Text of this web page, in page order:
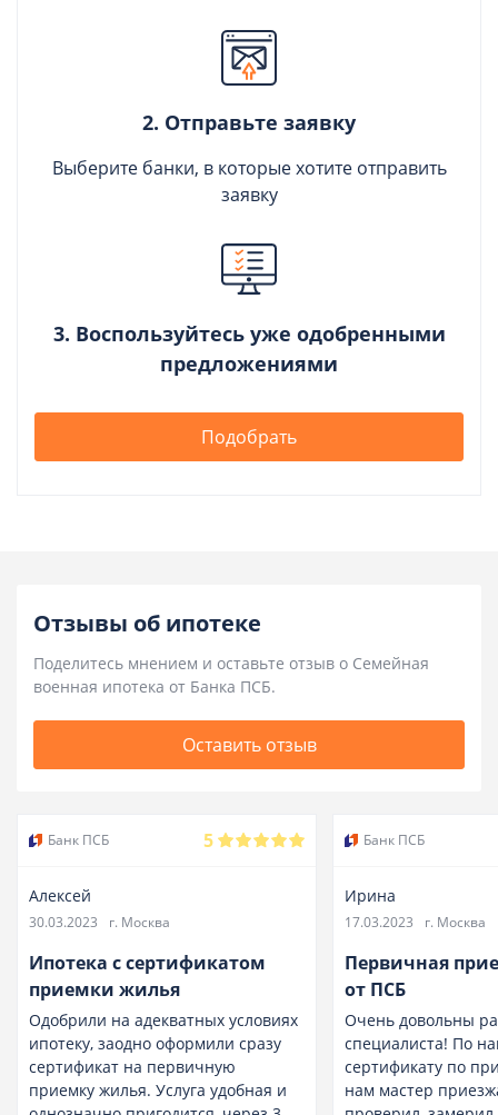
2. Отправьте заявку
Выберите банки, в которые хотите отправить
заявку
3. Воспользуйтесь уже одобренными
предложениями
Подобрать
Отзывы об ипотеке
Поделитесь мнением и оставьте отзыв о Семейная
военная ипотека от Банка ПСБ.
Оставить отзыв
Банк ПСБ 5
Алексей
30.03.2023 г. Москва
Ипотека с сертификатом
приемки жилья
Одобрили на адекватных условиях
ипотеку, заодно оформили сразу
сертификат на первичную
приемку жилья. Услуга удобная и
Банк ПСБ
Ирина
17.03.2023 г. Москва
Первичная
от ПСБ
Очень довольны
специалиста! По
сертификату по
нам мастер